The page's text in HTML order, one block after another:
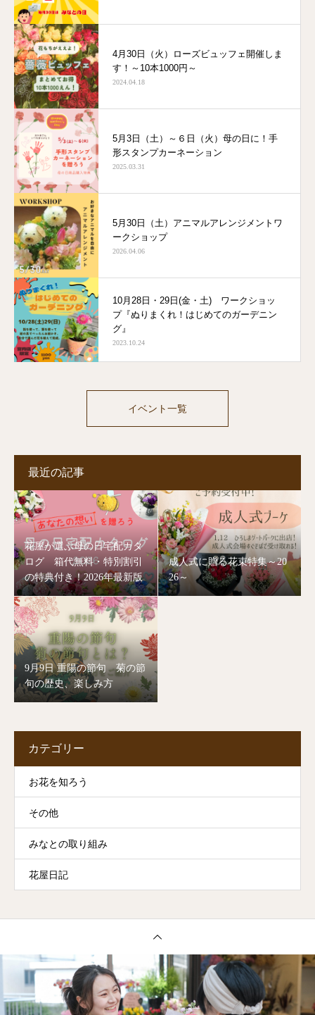
4月30日（火）ローズビュッフェ開催しま
す！～10本1000円～
2024.04.18
5月3日（土）～６日（火）母の日に！手
形スタンプカーネーション
2025.03.31
5月30日（土）アニマルアレンジメントワ
ークショップ
2026.04.06
10月28日・29日(金・土) ワークショッ
プ『ぬりまくれ！はじめてのガーデニン
グ』
2023.10.24
イベント一覧
最近の記事
花屋が選ぶ母の日宅配カタ
ログ 箱代無料・特別割引
の特典付き！2026年最新版
成人式に贈る花束特集～20
26～
9月9日 重陽の節句 菊の節
句の歴史、楽しみ方
カテゴリー
お花を知ろう
その他
みなとの取り組み
花屋日記